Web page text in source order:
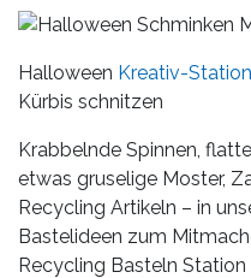
Halloween Kreativ-
Kürbis schnitzen
Krabbelnde Spinnen,
etwas gruselige Moster,
Recycling Artikeln – in
Bastelideen zum
Recycling Basteln